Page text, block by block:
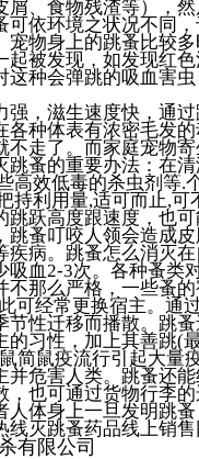
屑、食物残渣等），
可依环境之状况不同
宠物身上的跳蚤比较
起被发现，如发现红
这种会弹跳的吸血害
，滋生速度快，通过
各种体表有浓密毛发
不走了。而家庭宠物
跳蚤的重要办法：在
高效低毒的杀虫剂等.
持利用量,适可而止,可
跃高度跟速度，也可
跳蚤叮咬人领会造成
疾病。跳蚤怎么消灭
吸血2-3次。各种蚤类
不那么严格，一些蚤
可经常更换宿主。通
节性迁移而播散。跳
的习性，加上其善跳(
简鼠疫流行引起大量
并危害人类。跳蚤还
，也可通过货物行李
人体身上一旦发明跳
线灭跳蚤药品线上销售
有限公司